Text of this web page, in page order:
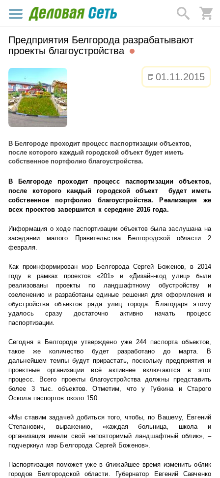
Предприятия Белгорода разрабатывают
проекты благоустройства
01.11.2015
В Белгороде проходит процесс паспортизации объектов,
после которого каждый городской объект будет иметь
собственное портфолио благоустройства.
В Белгороде проходит процесс паспортизации объектов,
после которого каждый городской объект будет иметь
собственное портфолио благоустройства. Реализация же
всех проектов завершится к середине 2016 года.
Информация о ходе паспортизации объектов была заслушана на
заседании малого Правительства Белгородской области 2
февраля.
Как проинформирован мэр Белгорода Сергей Боженов, в 2014
году в рамках проектов «201» и «Дизайн-код улиц» были
реализованы проекты по ландшафтному обустройству и
озеленению и разработаны единые решения для оформления и
обустройства объектов ряда улиц города. Благодаря этому
удалось сразу достаточно активно начать процесс
паспортизации.
Сегодня в Белгороде утверждено уже 244 паспорта объектов,
такое же количество будет разработано до марта. В
дальнейшем темпы будут прирастать, поскольку предприятия и
проектные организации всё активнее включаются в этот
процесс. Всего проекты благоустройства должны представить
более 3 тыс. объектов. Отметим, что у Губкина и Старого
Оскола паспортов около 150.
«Мы ставим задачей добиться того, чтобы, по Вашему, Евгений
Степанович, выражению, «каждая больница, школа и
организация имели свой неповторимый ландшафтный облик», –
подчеркнул мэр Белгорода Сергей Боженов».
Паспортизация поможет уже в ближайшее время изменить облик
городов Белгородской области. Губернатор Евгений Савченко